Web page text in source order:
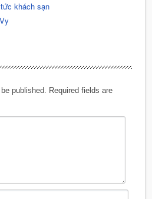
khách sạn
published. Required fields are